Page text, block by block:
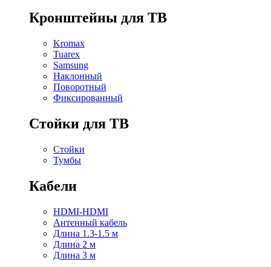
Кронштейны для ТВ
Kromax
Tuarex
Samsung
Наклонный
Поворотный
Фиксированный
Стойки для ТВ
Стойки
Тумбы
Кабели
HDMI-HDMI
Антенный кабель
Длина 1.3-1.5 м
Длина 2 м
Длина 3 м